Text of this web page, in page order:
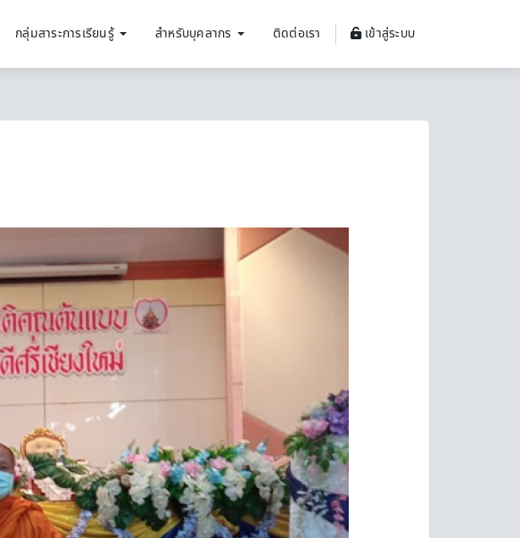
กลุ่มสาระการเรียนรู้ สำหรับบุคลากร ติดต่อเรา เข้าสู่ระบบ